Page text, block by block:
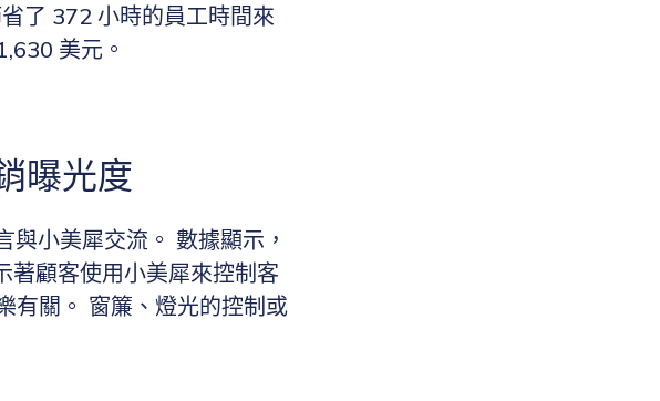
了 372 小時的員工時間來
美元。
曝光度
小美犀交流。 數據顯示，
著顧客使用小美犀來控制客
有關。 窗簾、燈光的控制或